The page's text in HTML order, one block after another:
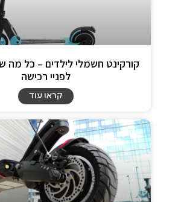
קורקינט חשמלי לילדים – כל מה
לפניי רכישה
קראו עוד